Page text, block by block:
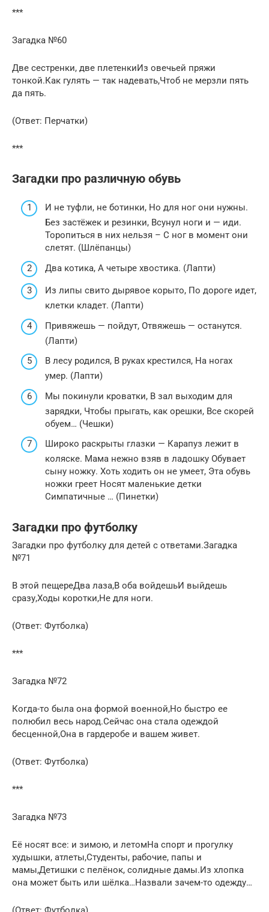
***
Загадка №60
Две сестренки, две плетенкиИз овечьей пряжи
тонкой.Как гулять — так надевать,Чтоб не мерзли пять
да пять.
(Ответ: Перчатки)
***
Загадки про различную обувь
И не туфли, не ботинки, Но для ног они нужны.
Без застёжек и резинки, Всунул ноги и — иди.
Торопиться в них нельзя – С ног в момент они
слетят. (Шлёпанцы)
Два котика, А четыре хвостика. (Лапти)
Из липы свито дырявое корыто, По дороге идет,
клетки кладет. (Лапти)
Привяжешь — пойдут, Отвяжешь — останутся.
(Лапти)
В лесу родился, В руках крестился, На ногах
умер. (Лапти)
Мы покинули кроватки, В зал выходим для
зарядки, Чтобы прыгать, как орешки, Все скорей
обуем… (Чешки)
Широко раскрыты глазки — Карапуз лежит в
коляске. Мама нежно взяв в ладошку Обувает
сыну ножку. Хоть ходить он не умеет, Эта обувь
ножки греет Носят маленькие детки
Симпатичные … (Пинетки)
Загадки про футболку
Загадки про футболку для детей с ответами.Загадка
№71
В этой пещереДва лаза,В оба войдешьИ выйдешь
сразу,Ходы коротки,Не для ноги.
(Ответ: Футболка)
***
Загадка №72
Когда-то была она формой военной,Но быстро ее
полюбил весь народ.Сейчас она стала одеждой
бесценной,Она в гардеробе и вашем живет.
(Ответ: Футболка)
***
Загадка №73
Её носят все: и зимою, и летомНа спорт и прогулку
худышки, атлеты,Студенты, рабочие, папы и
мамы,Детишки с пелёнок, солидные дамы.Из хлопка
она может быть или шёлка…Назвали зачем-то одежду…